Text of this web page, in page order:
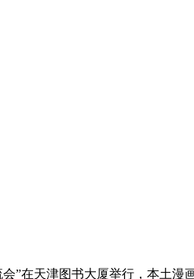
在天津图书大厦举行，本土漫